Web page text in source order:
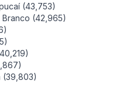
(43,753)
(42,965)
(39,803)